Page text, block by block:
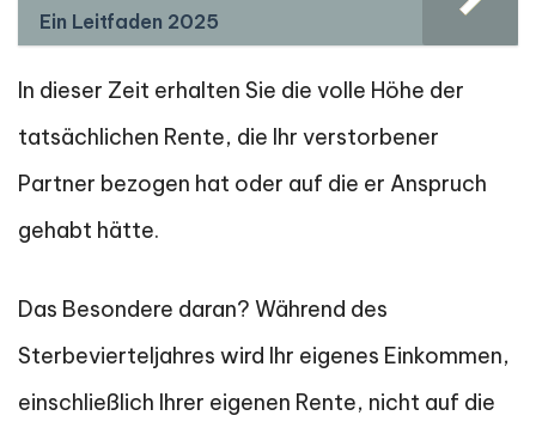
Ein Leitfaden 2025
In dieser Zeit erhalten Sie die volle Höhe der
tatsächlichen Rente, die Ihr verstorbener
Partner bezogen hat oder auf die er Anspruch
gehabt hätte.
Das Besondere daran? Während des
Sterbevierteljahres wird Ihr eigenes Einkommen,
einschließlich Ihrer eigenen Rente, nicht auf die